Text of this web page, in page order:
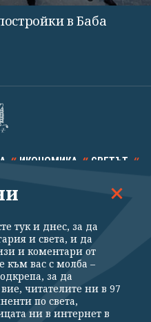
в Баба
ИКОНОМИКА СВЕТЪТ
КАЛЕЙДОСКОП
за поверителност
Контакти За Клуб Z
тук и днес, за да
и света, и да
и коментари от
към вас с молба –
за да
читателите ни в 97
по света,
ни в интернет в